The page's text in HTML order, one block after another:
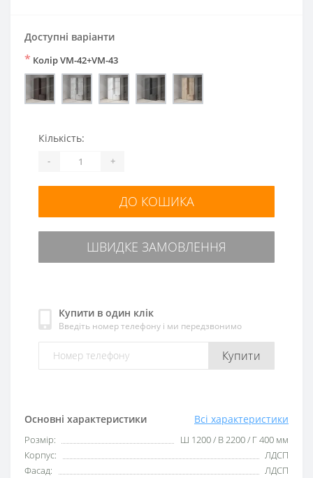
Основні характеристики Всі характеристики
Розмір:
Ш 1200 / В 2200 / Г 400 мм
Корпус:
ЛДСП
Фасад:
ЛДСП
Доступні варіанти
* Колір VM-42+VM-43
Кількість:
- +
ДО КОШИКА
ШВИДКЕ ЗАМОВЛЕННЯ
Купити в один клік
Введіть номер телефону і ми передзвонимо
Купити